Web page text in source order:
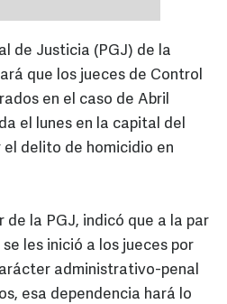
de Justicia (PGJ) de la
que los jueces de Control
en el caso de Abril
el lunes en la capital del
el delito de homicidio en
de la PGJ, indicó que a la par
les inició a los jueces por
administrativo-penal
esa dependencia hará lo